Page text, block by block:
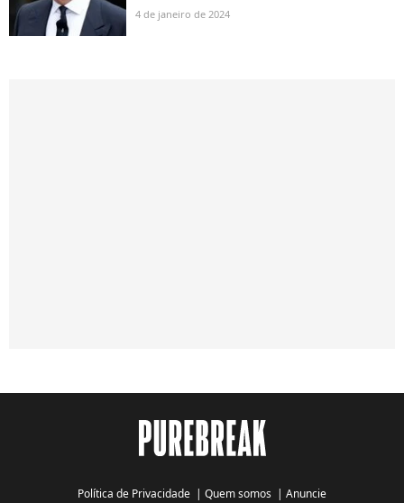
4 de janeiro de 2024
Política de Privacidade | Quem somos | Anuncie